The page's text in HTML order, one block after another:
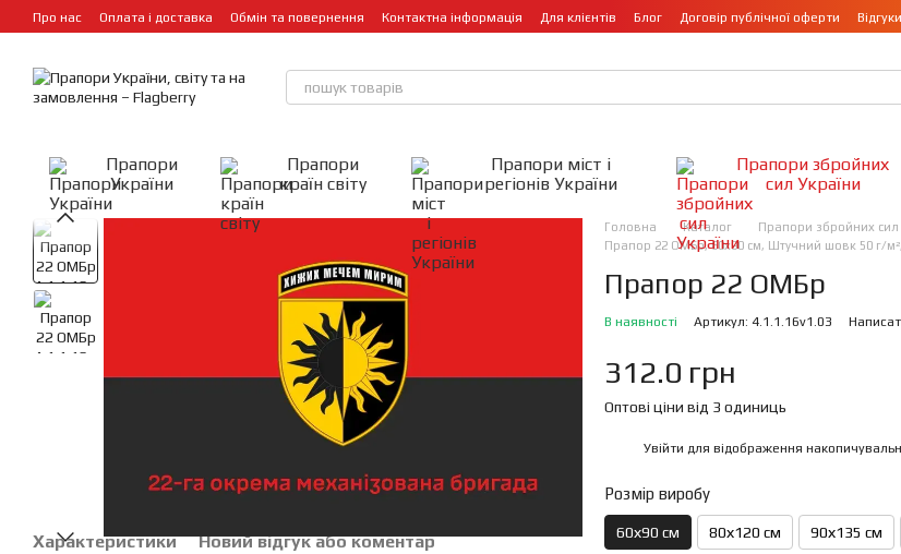
Перейти до основного контенту
Про нас Оплата і доставка Обмін та повернення Контактна інформація Для клієнтів Блог Договір публічної оферти
Прапори
України
Прапори
країн світу
Прапори міст і
регіонів України
Прапори збройних
сил України
Характеристики Новий відгук або коментар
Головна Каталог Прапори збройних сил
Прапор 22 ОМБр, 60х90 см, Штучний шовк 50 г/
Прапор 22 ОМБр
В наявності Артикул: 4.1.1.16v1.03
312.0 грн
Оптові ціни від 3 одиниць
Увійти для відображення
Розмір виробу
60х90 см 80х120 см 90х135 см